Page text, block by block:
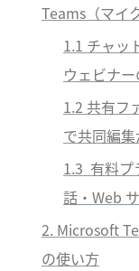
Teams（マイ
1.1 チャッ
ウェビナ
1.2 共有フ
で共同編
1.3  有料
話・Web
2. Microsoft
の使い方